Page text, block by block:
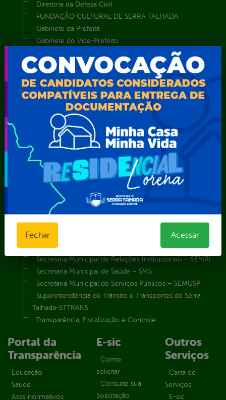
Diretoria da Defesa Civil
FUNDAÇÃO CULTURAL DE SERRA TALHADA
Gabinete da Prefeita
Gabinete do Vice-Prefeito
Instituto de Previdência Própria dos Servidores Públicos do
Município de Serra Talhada-IPPS
Procuradoria Geral do Município
Secretaria de Comunicação Social e Audiovisual
Secretaria de Desenvolvimento Econômico e Turismo
Secretaria de Iluminação Pública e Energia Elétrica
Secretaria Municipal da Mulher – SEMU
Secretaria Municipal de Administração – SAD
Secretaria Municipal de Agricultura e Recursos Hídricos –
SEMARH / Secretaria de Agricultura Familiar – SEMAF
Secretaria Municipal de Educação – SEST
Secretaria Municipal de Esporte e Lazer – SEMEL
Secretaria Municipal de Finanças – SECFIN
Secretaria Municipal de Governo – SEGOV
Secretaria Municipal de Meio Ambiente – SEMA
Secretaria Municipal de Planejamento e Gestão – SEPLAG
Secretaria Municipal de Relações Institucionais – SEMRI
Secretaria Municipal de Saúde – SMS
Secretaria Municipal de Serviços Públicos – SEMUSP
Superintendência de Trânsito e Transportes de Serra
Talhada-STTRANS
Transparência, Fiscalização e Controle
Portal da
Transparência
Educação
Saúde
Atos normativos
E-sic
Como
solicitar
Consulte sua
Solicitação
Outros
Serviços
Carta de
Serviços
E-sic
Fechar Acessar